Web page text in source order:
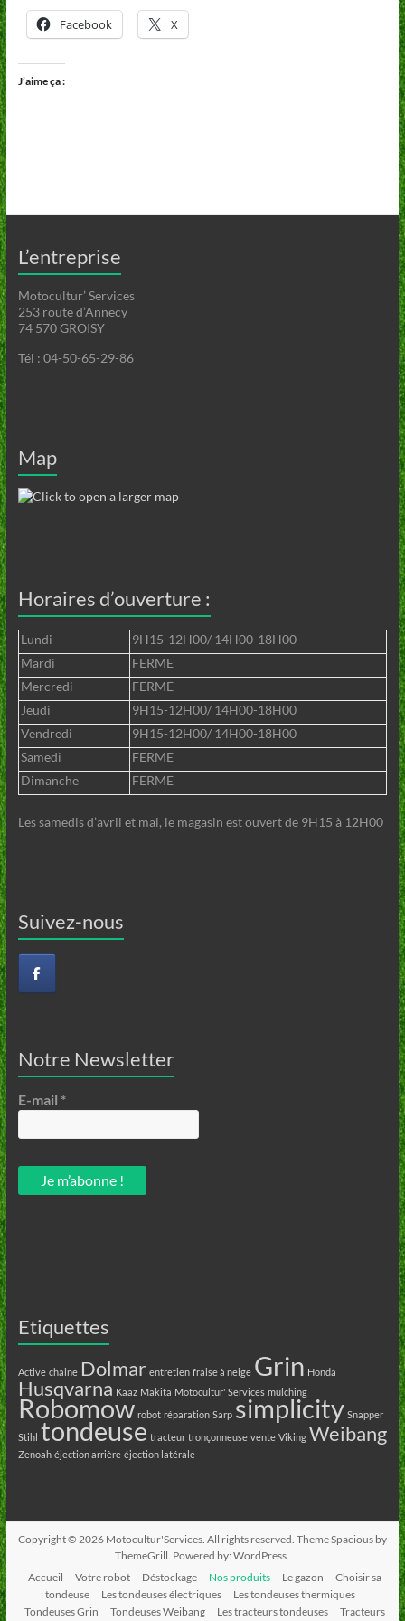
Facebook X
J’aime ça :
L’entreprise
Motocultur’ Services
253 route d’Annecy
74 570 GROISY
Tél : 04-50-65-29-86
Map
Horaires d’ouverture :
Lundi
9H15-12H00/ 14H00-18H00
Mardi
FERME
Mercredi
FERME
Jeudi
9H15-12H00/ 14H00-18H00
Vendredi
9H15-12H00/ 14H00-18H00
Samedi
FERME
Dimanche
FERME
Les samedis d’avril et mai, le magasin est ouvert de 9H15 à 12H00
Suivez-nous
Notre Newsletter
E-mail *
Etiquettes
Active chaine Dolmar entretien fraise à neige Grin Honda
Husqvarna Kaaz Makita Motocultur' Services mulching
Robomow robot réparation Sarp simplicity Snapper
Stihl tondeuse tracteur tronçonneuse vente Viking Weibang
Zenoah éjection arrière éjection latérale
Copyright © 2026 Motocultur'Services. All rights reserved. ThemeSpaciousby
ThemeGrill. Powered by:WordPress
Accueil
Votre robot Déstockage Nos produits Le gazon
Choisir sa
tondeuse
Les tondeuses électriques
Les tondeuses thermiques
Tondeuses Grin
Tondeuses Weibang Les tracteurs tondeuses Tracteurs